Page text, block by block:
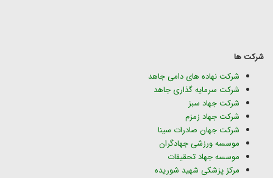
شرکت ها
شرکت نهاده های دامی جاهد
شرکت سرمایه گذاری جاهد
شرکت جهاد سبز
شرکت جهاد زمزم
شرکت جهان صادرات سینا
موسسه ورزشی جهادگران
موسسه جهاد تحقیقات
مرکز پزشکی شهید شوریده